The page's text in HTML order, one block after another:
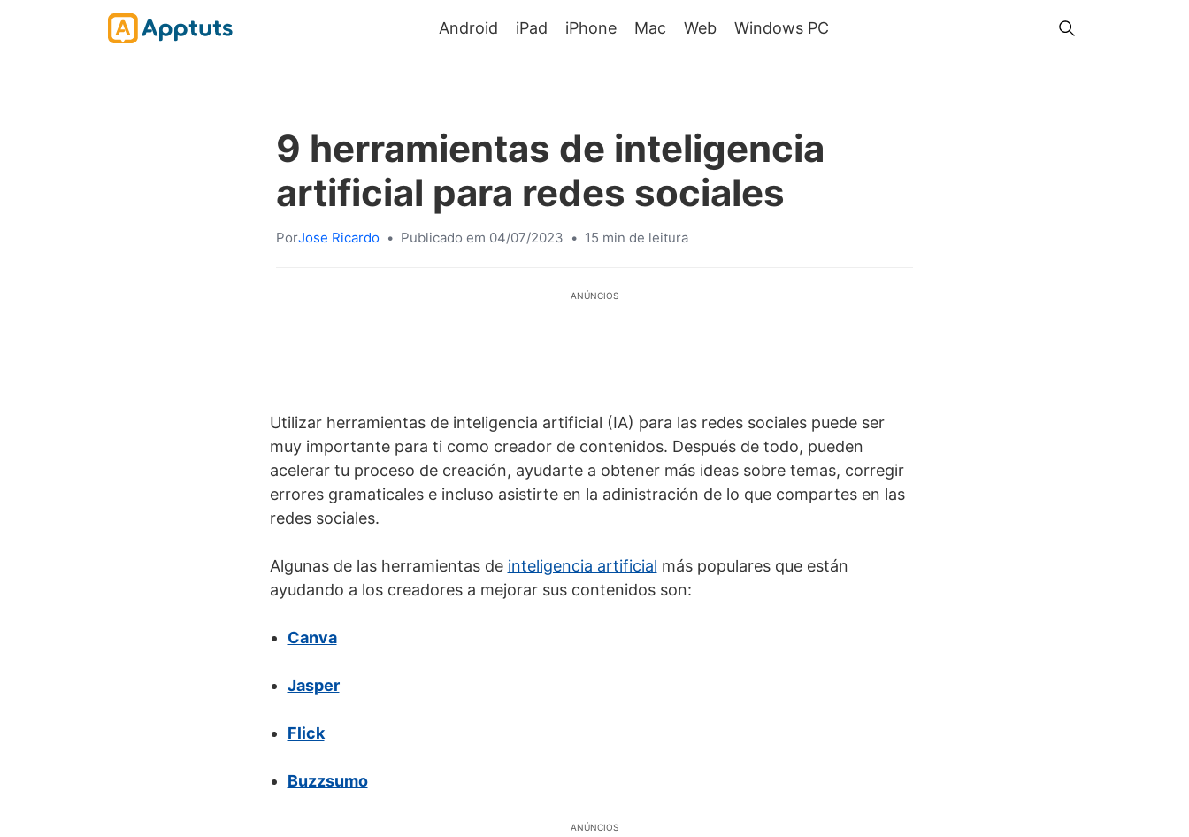
Android iPad iPhone Mac Web Windows PC
9 herramientas de inteligencia
artificial para redes sociales
PorJose Ricardo • Publicado em 04/07/2023 • 15 min de leitura
ANÚNCIOS
Utilizar herramientas de inteligencia artificial (IA) para las redes sociales puede ser
muy importante para ti como creador de contenidos. Después de todo, pueden
acelerar tu proceso de creación, ayudarte a obtener más ideas sobre temas, corregir
errores gramaticales e incluso asistirte en la adinistración de lo que compartes en las
redes sociales.
Algunas de las herramientas de inteligencia artificial más populares que están
ayudando a los creadores a mejorar sus contenidos son:
Canva
Jasper
Flick
Buzzsumo
ANÚNCIOS